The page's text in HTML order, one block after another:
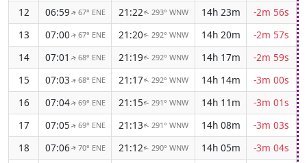
12
06:59↑ 67° ENE 21:22↑ 293° WNW 14h 23m
-2m 56s
13
07:00↑ 67° ENE 21:20↑ 292° WNW 14h 20m
-2m 57s
14
07:01 ↑ 68° ENE 21:19↑ 292° WNW 14h 17m
-2m 59s
15
07:03↑ 68° ENE 21:17↑ 292° WNW 14h 14m
-3m 00s
16
07:04↑ 69° ENE 21:15↑ 291° WNW 14h 11m
-3m 01s
17
07:05↑ 69° ENE 21:13↑ 291° WNW 14h 08m
-3m 03s
18
07:06↑ 70° ENE 21:12↑ 290° WNW 14h 05m
-3m 04s